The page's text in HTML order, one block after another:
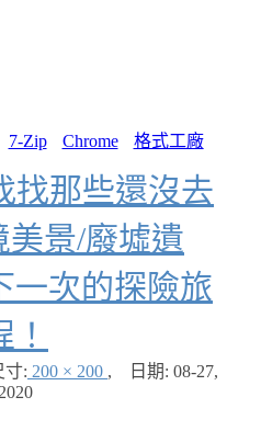
7-Zip Chrome 格式工廠
找那些還沒去
美景/廢墟遺
一次的探險旅
！
寸: 200 × 200 , 日期: 08-27,
2020